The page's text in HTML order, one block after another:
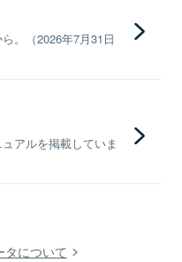
。（2026年7月31日
アルを掲載していま
について